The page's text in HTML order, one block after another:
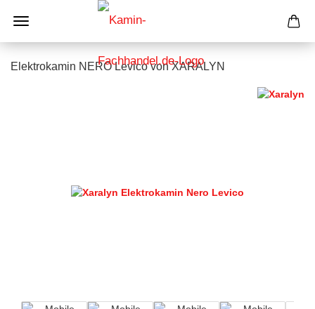
Elektrokamin NERO Levico von XARALYN